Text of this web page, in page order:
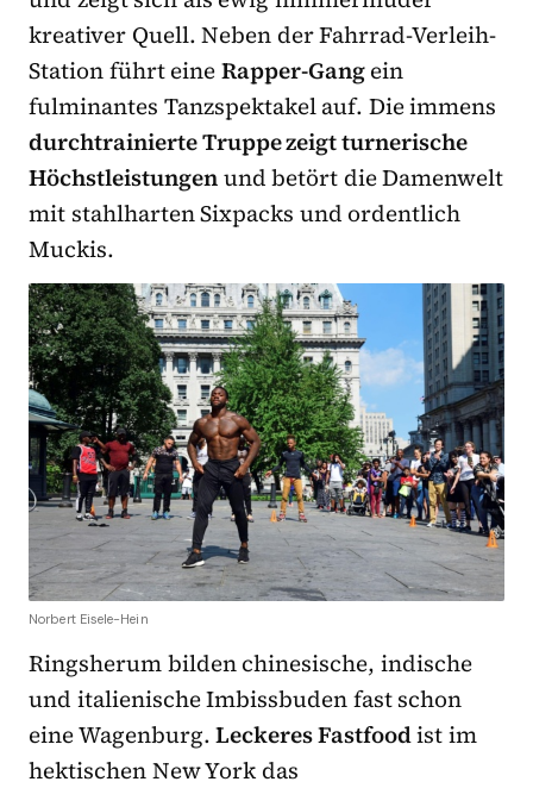
kreativer Quell. Neben der Fahrrad-Verleih-
Station führt eineRapper-Gangein
fulminantes Tanzspektakel auf. Die immens
durchtrainierte Truppe zeigt turnerische
Höchstleistungenund betört die Damenwelt
mit stahlharten Sixpacks und ordentlich
Muckis.
Norbert Eisele-Hein
Ringsherum bilden chinesische, indische
und italienische Imbissbuden fast schon
eine Wagenburg.Leckeres Fastfoodist im
hektischen New York das